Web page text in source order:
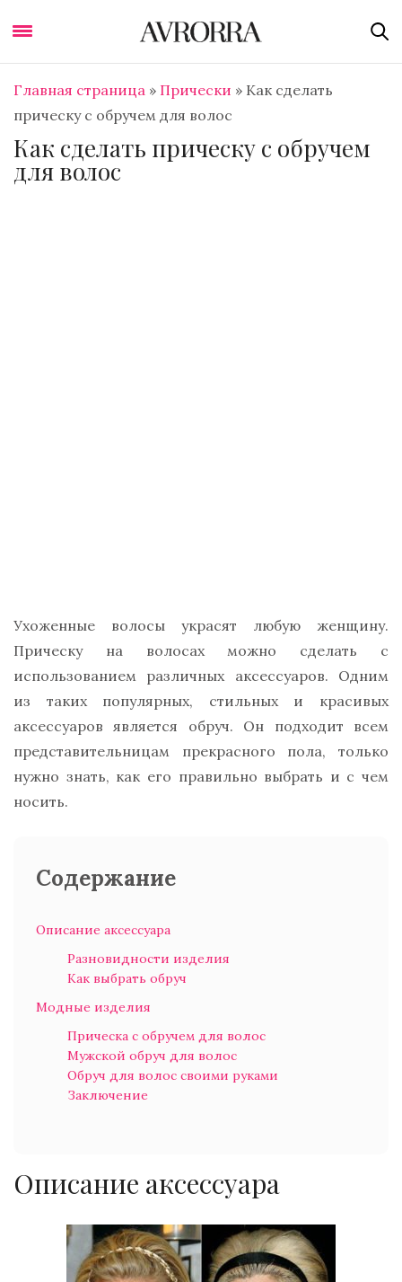
Главная страница » Прически » Как сделать
прическу с обручем для волос
Как сделать прическу с обручем
для волос
Ухоженные волосы украсят любую женщину.
Прическу на волосах можно сделать с
использованием различных аксессуаров. Одним
из таких популярных, стильных и красивых
аксессуаров является обруч. Он подходит всем
представительницам прекрасного пола, только
нужно знать, как его правильно выбрать и с чем
носить.
Содержание
Описание аксессуара
Разновидности изделия
Как выбрать обруч
Модные изделия
Прическа с обручем для волос
Мужской обруч для волос
Обруч для волос своими руками
Заключение
Описание аксессуара